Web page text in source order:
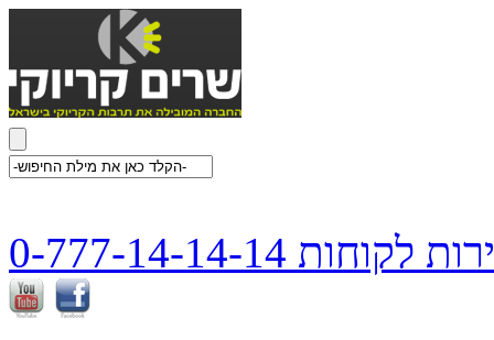
לקוחות 0-777-14-14-14